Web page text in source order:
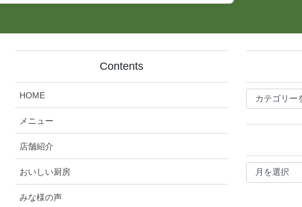
Contents
HOME
メニュー
店舗紹介
おいしい厨房
みな様の声
blog
記
ゴ
ー
blog